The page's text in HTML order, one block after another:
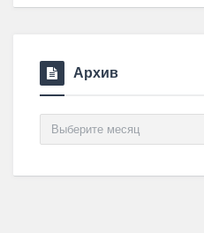
Архив
Архив